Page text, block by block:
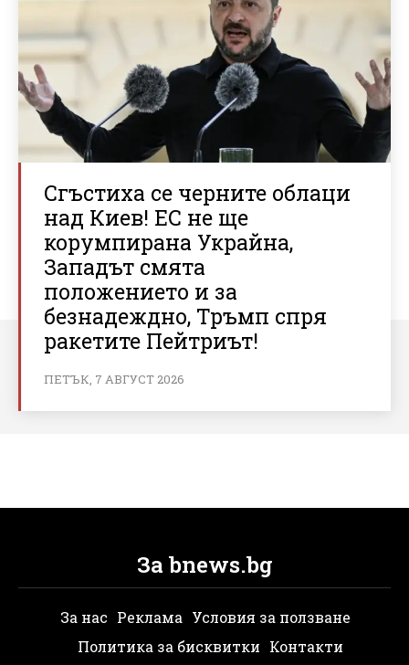
Сгъстиха се черните облаци
над Киев! ЕС не ще
корумпирана Украйна,
Западът смята
положението и за
безнадеждно, Тръмп спря
ракетите Пейтриът!
ПЕТЪК, 7 АВГУСТ 2026
За bnews.bg
За нас Реклама Условия за ползване
Политика за бисквитки Контакти